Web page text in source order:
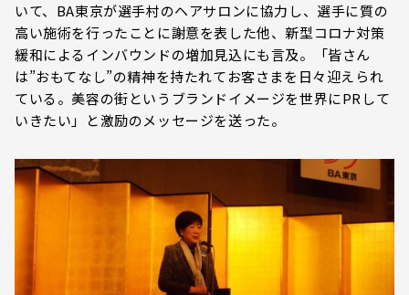
いて、BA東京が選手村のヘアサロンに協力し、選手に質の
高い施術を行ったことに謝意を表した他、新型コロナ対策
緩和によるインバウンドの増加見込にも言及。「皆さん
は”おもてなし”の精神を持たれてお客さまを日々迎えられ
ている。美容の街というブランドイメージを世界にPRして
いきたい」と激励のメッセージを送った。